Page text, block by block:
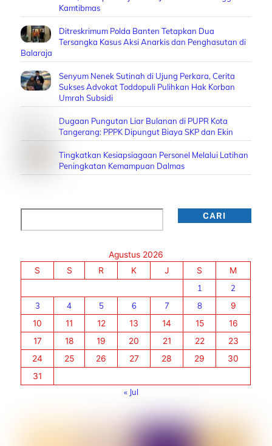
Kamtibmas
Ditreskrimum Polda Banten Tetapkan Dua
Tersangka Kasus Aksi Anarkis dan Penghasutan di
Balaraja
Senyum Nenek Sutinah di Ujung Perkara, Cerita
Sukses Advokat Toddopuli Pulihkan Hak Korban
Umrah Subsidi
Dugaan Pungutan Liar Bulanan di PUPR Kota
Tangerang: PPPK Dipungut Biaya SKP dan Ekin
Tingkatkan Kesiapsiagaan Personel Melalui Latihan
Peningkatan Kemampuan Dalmas
CARI
Agustus 2026
S
S R K J S
M
1
2
3
4 5 6 7 8
9
10
11 12 13 14 15
16
17
18 19 20 21 22
23
24
25 26 27 28 29
30
31
« Jul